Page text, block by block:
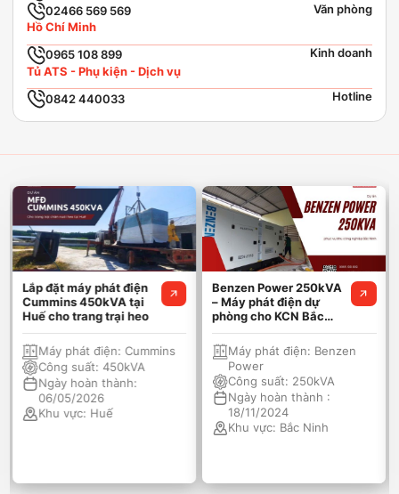
02466 569 569
Văn phòng
Hồ Chí Minh
0965 108 899
Kinh doanh
Tủ ATS - Phụ kiện - Dịch vụ
0842 440033 Hotline
Lắp đặt máy phát điện
Cummins 450kVA tại
Huế cho trang trại heo
Máy phát điện: Cummins
Công suất:450kVA
Ngày hoàn thành:
06/05/2026
Khu vực: Huế
Benzen Power 250kVA
– Máy phát điện dự
phòng cho KCN Bắc
Ninh
Máy phát điện: Benzen
Power
Công suất: 250kVA
Ngày hoàn thành :
18/11/2024
Khu vực: Bắc Ninh